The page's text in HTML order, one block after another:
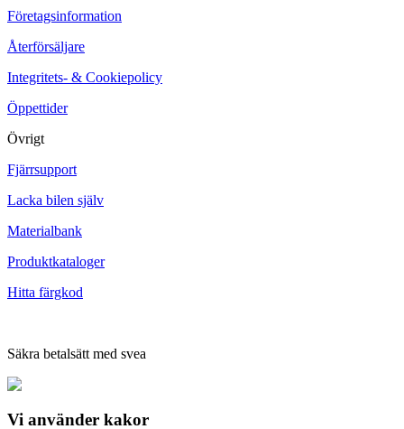
Företagsinformation
Återförsäljare
Integritets- & Cookiepolicy
Öppettider
Övrigt
Fjärrsupport
Lacka bilen själv
Materialbank
Produktkataloger
Hitta färgkod
Säkra betalsätt med svea
Vi använder kakor